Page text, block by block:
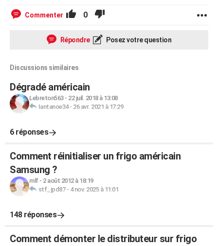
Commenter 0
Répondre Posez votre question
Discussions similaires
Dégradé américain
Lebreton563- 22 juil. 2018 à 13:08
Iantanoe34- 26 avr. 2021 à 17:29
6 réponses
Comment réinitialiser un frigo américain
Samsung ?
mlf- 2 août 2012 à 18:19
stf_jpd87- 4 nov. 2025 à 11:01
148 réponses
Comment démonter le distributeur sur frigo